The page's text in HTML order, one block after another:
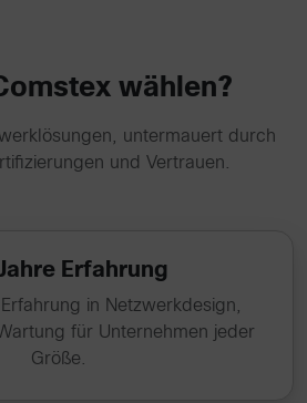
wählen?
untermauert durch
und Vertrauen.
Erfahrung
in Netzwerkdesign,
für Unternehmen jeder
Größe.